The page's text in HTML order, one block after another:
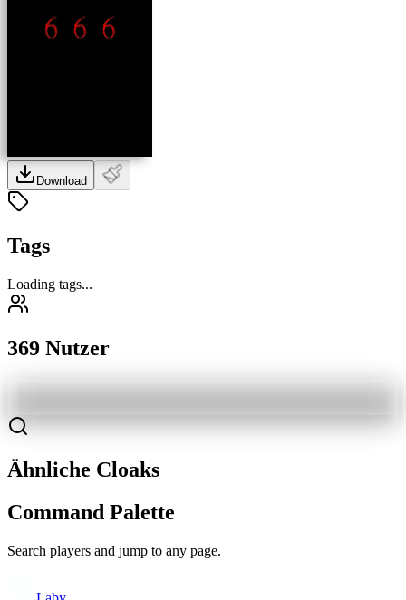
Download
Tags
Loading tags...
369 Nutzer
Ähnliche Cloaks
Command Palette
Search players and jump to any page.